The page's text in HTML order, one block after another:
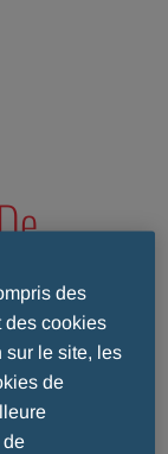
entre
les
des
des cookies
sur le site, les
de
de